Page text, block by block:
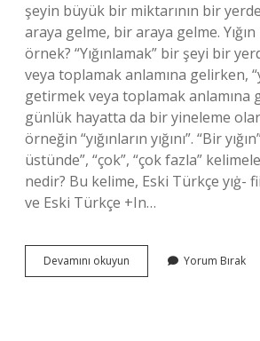
şeyin büyük bir miktarının bir
araya gelme, bir araya gelme.
örnek? “Yığınlamak” bir şeyi bir
veya toplamak anlamına gelirken,
getirmek veya toplamak anlamına
günlük hayatta da bir yineleme
örneğin “yığınların yığını”. “Bir
üstünde”, “çok”, “çok fazla”
nedir? Bu kelime, Eski Türkçe yıġ-
ve Eski Türkçe +In…
Devamını okuyun
Ne
Yorum Bırak